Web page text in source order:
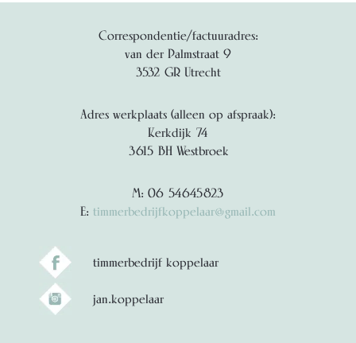
Correspondentie/factuuradres:
van der Palmstraat 9
3532 GR Utrecht
Adres werkplaats (alleen op afspraak):
Kerkdijk 74
3615 BH Westbroek
M: 06 54645823
E: timmerbedrijfkoppelaar@gmail.com
timmerbedrijf koppelaar
jan.koppelaar